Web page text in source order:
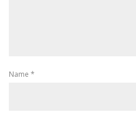
Name *